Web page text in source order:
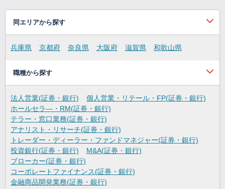
同エリアから探す
兵庫県 京都府 奈良県 大阪府 滋賀県 和歌山県
職種から探す
法人営業(証券・銀行)
個人営業・リテール・FP(証券・銀行)
ホールセラ―・RM(証券・銀行)
テラー・窓口業務(証券・銀行)
アナリスト・リサーチ(証券・銀行)
トレーダー・ディーラー・ファンドマネジャー(証券・銀行)
投資銀行(証券・銀行)
M&A(証券・銀行)
ブローカー(証券・銀行)
コーポレートファイナンス(証券・銀行)
金融商品開発業務(証券・銀行)